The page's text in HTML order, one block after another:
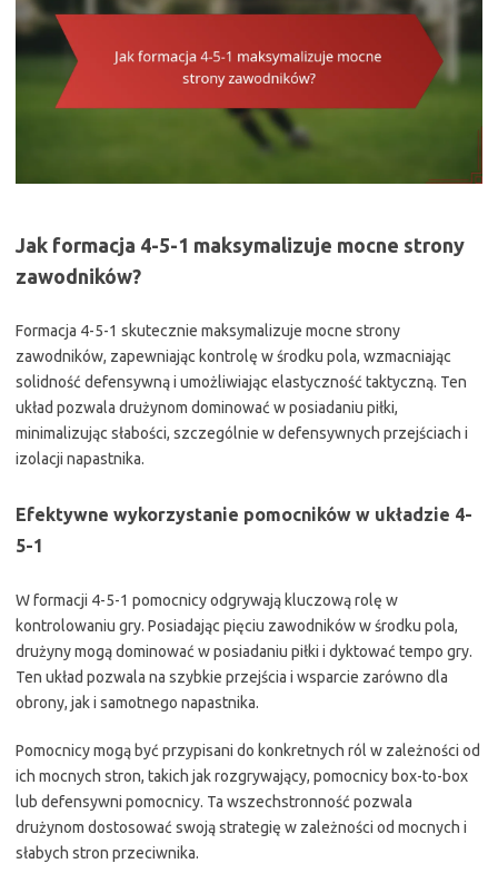
Jak formacja 4-5-1 maksymalizuje mocne strony
zawodników?
Formacja 4-5-1 skutecznie maksymalizuje mocne strony
zawodników, zapewniając kontrolę w środku pola, wzmacniając
solidność defensywną i umożliwiając elastyczność taktyczną. Ten
układ pozwala drużynom dominować w posiadaniu piłki,
minimalizując słabości, szczególnie w defensywnych przejściach i
izolacji napastnika.
Efektywne wykorzystanie pomocników w układzie 4-
5-1
W formacji 4-5-1 pomocnicy odgrywają kluczową rolę w
kontrolowaniu gry. Posiadając pięciu zawodników w środku pola,
drużyny mogą dominować w posiadaniu piłki i dyktować tempo gry.
Ten układ pozwala na szybkie przejścia i wsparcie zarówno dla
obrony, jak i samotnego napastnika.
Pomocnicy mogą być przypisani do konkretnych ról w zależności od
ich mocnych stron, takich jak rozgrywający, pomocnicy box-to-box
lub defensywni pomocnicy. Ta wszechstronność pozwala
drużynom dostosować swoją strategię w zależności od mocnych i
słabych stron przeciwnika.